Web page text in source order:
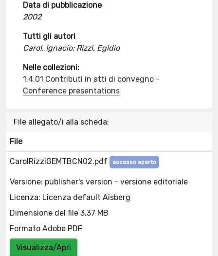
Data di pubblicazione
2002
Tutti gli autori
Carol, Ignacio; Rizzi, Egidio
Nelle collezioni:
1.4.01 Contributi in atti di convegno -
Conference presentations
File allegato/i alla scheda:
File
CarolRizziGEMTBCN02.pdf accesso aperto
Versione: publisher's version - versione editoriale
Licenza: Licenza default Aisberg
Dimensione del file 3.37 MB
Formato Adobe PDF
Visualizza/Apri